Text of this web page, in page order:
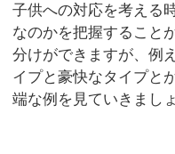
子供への対応を考える
なのかを把握すること
分けができますが、例
イプと豪快なタイプと
端な例を見ていきまし